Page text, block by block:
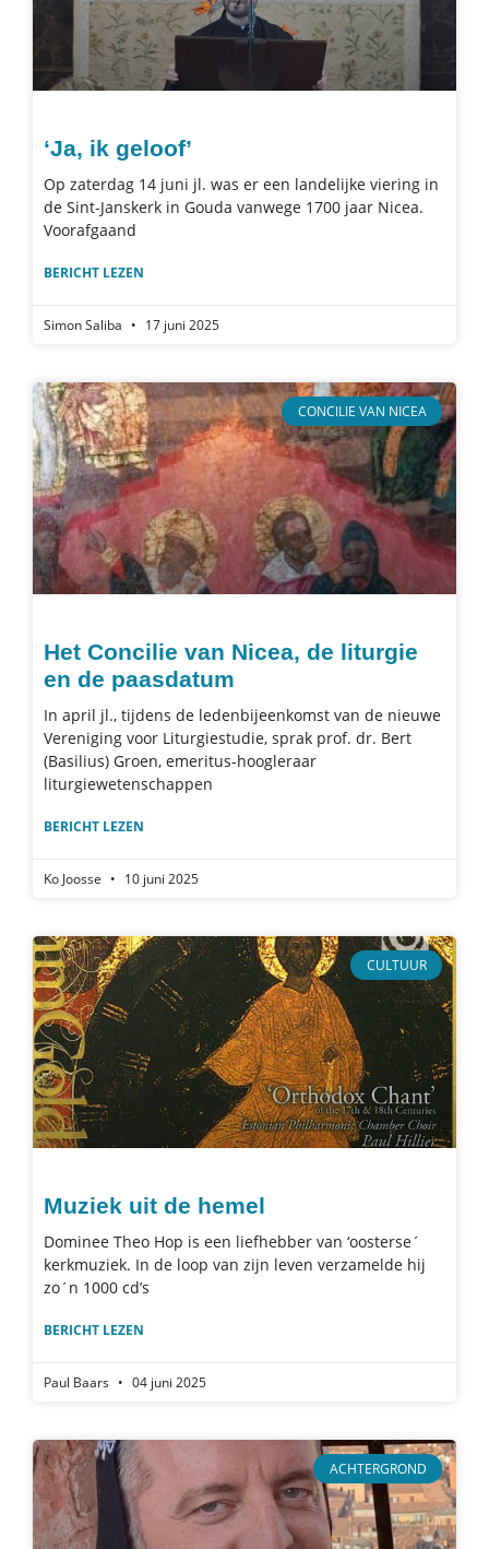
‘Ja, ik geloof’
Op zaterdag 14 juni jl. was er een landelijke viering in
de Sint-Janskerk in Gouda vanwege 1700 jaar Nicea.
Voorafgaand
BERICHT LEZEN
Simon Saliba 17 juni 2025
CONCILIE VAN NICEA
Het Concilie van Nicea, de liturgie
en de paasdatum
In april jl., tijdens de ledenbijeenkomst van de nieuwe
Vereniging voor Liturgiestudie, sprak prof. dr. Bert
(Basilius) Groen, emeritus-hoogleraar
liturgiewetenschappen
BERICHT LEZEN
Ko Joosse 10 juni 2025
CULTUUR
Muziek uit de hemel
Dominee Theo Hop is een liefhebber van ‘oosterse´
kerkmuziek. In de loop van zijn leven verzamelde hij
zo´n 1000 cd’s
BERICHT LEZEN
Paul Baars 04 juni 2025
ACHTERGROND